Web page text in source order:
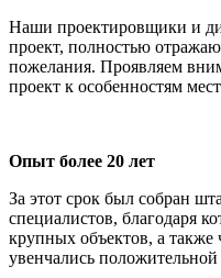
Наши проектировщики и
проект, полностью
пожелания. Проявляем
проект к особенностям
Опыт более 20 лет
За этот срок был собран
специалистов, благодаря
крупных объектов, а
увенчались